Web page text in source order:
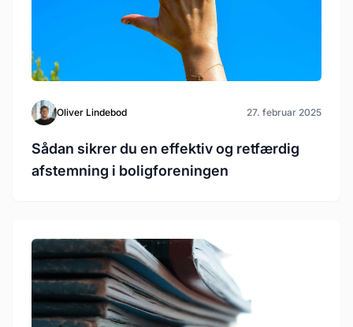
Oliver Lindebod 27. februar 2025
Sådan sikrer du en effektiv og retfærdig
afstemning i boligforeningen